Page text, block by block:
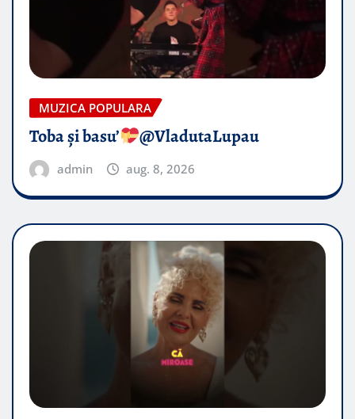
MUZICA POPULARA
Toba și basu’ @VladutaLupau
admin aug. 8, 2026